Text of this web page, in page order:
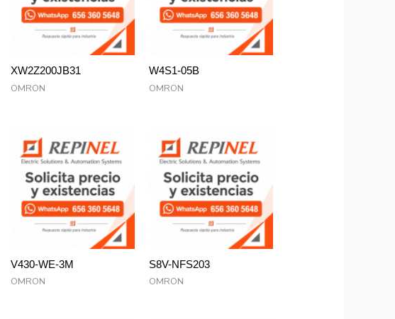
XW2Z200JB31
OMRON
W4S1-05B
OMRON
V430-WE-3M
OMRON
S8V-NFS203
OMRON